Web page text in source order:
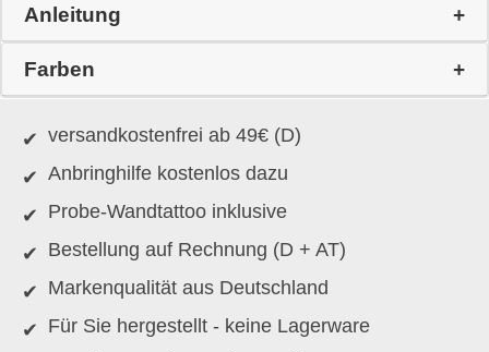
Anleitung
Farben
versandkostenfrei ab 49€ (D)
Anbringhilfe kostenlos dazu
Probe-Wandtattoo inklusive
Bestellung auf Rechnung (D + AT)
Markenqualität aus Deutschland
Für Sie hergestellt - keine Lagerware